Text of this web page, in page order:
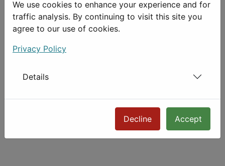
Alojz Trompka prezentuje:Radości Redaktora (pisma
kulturalnego)
We use cookies to enhance your experience and for
traffic analysis. By continuing to visit this site you
agree to our use of cookies.
Privacy Policy
Details
Decline Accept